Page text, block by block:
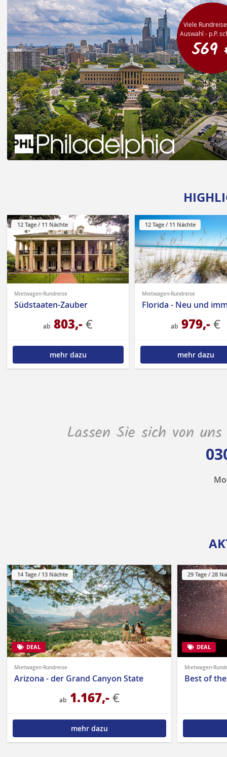
Viele
Auswahl - p.P.
569
12 Tage / 11 Nächte
© JamesDeMers |
Mietwagen-Rundreise
Südstaaten-Zauber
ab 803,-€
mehr dazu
12 Tage / 11 Nächte
Mietwagen-Rundreise
ab 979,-€
mehr dazu
Lassen Sie sich von
14 Tage / 13 Nächte
|
DEAL
Mietwagen-Rundreise
Arizona - der Grand Canyon State
ab 1.167,-€
mehr dazu
29 Tage / 28
DEAL
Mietwagen-
Best of